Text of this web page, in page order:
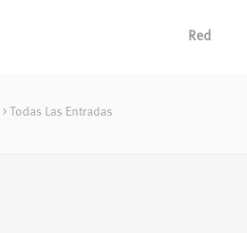
Red
> Todas Las Entradas